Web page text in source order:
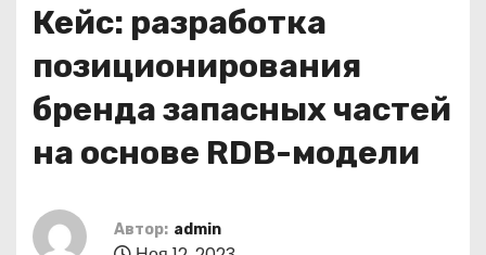
Кейс: разработка
позиционирования
бренда запасных частей
на основе RDB-модели
Автор: admin